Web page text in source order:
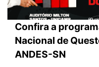
Confira a
Nacional de
ANDES-SN